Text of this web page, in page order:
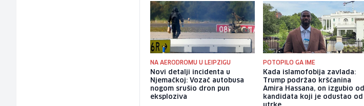
NA AERODROMU U LEIPZIGU
Novi detalji incidenta u
Njemačkoj: Vozač autobusa
nogom srušio dron pun
eksploziva
POTOPILO GA IME
Kada islamofobija zavlada:
Trump podržao kršćanina
Amira Hassana, on izgubio od
kandidata koji je odustao od